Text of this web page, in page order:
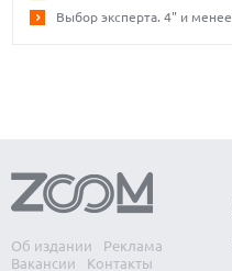
Выбор эксперта. 4" и менее
Об издании
Реклама
Вакансии
Контакты